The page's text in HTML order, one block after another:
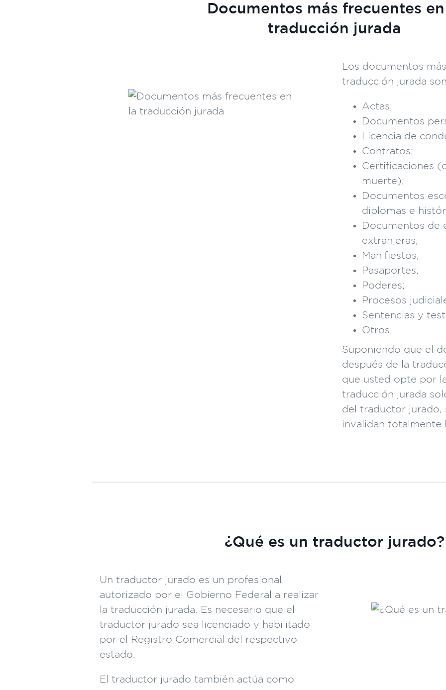
Documentos más frecuentes
traducción jurada
Los documentos
traducción jurada
Actas;
Documentos
Licencia de
Contratos;
Certificaciones
muerte);
Documentos
diplomas e
Documentos de
extranjeras;
Manifiestos;
Pasaportes;
Poderes;
Procesos
Sentencias y
Otros…
Suponiendo que el
después de la
que usted opte por
traducción jurada
del traductor jurado,
invalidan totalmente
¿Qué es un traductor jurado?
Un traductor jurado es un profesional
autorizado por el Gobierno Federal a realizar
la traducción jurada. Es necesario que el
traductor jurado sea licenciado y habilitado
por el Registro Comercial del respectivo
estado.
El traductor jurado también actúa como